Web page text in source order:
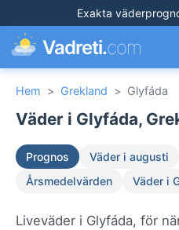
Exakta
Vadreti.com
Hem > Grekland > Glyfáda
Väder i Glyfáda,
Prognos Väder i augusti
Årsmedelvärden
Väder i
Liveväder i Glyfáda, för